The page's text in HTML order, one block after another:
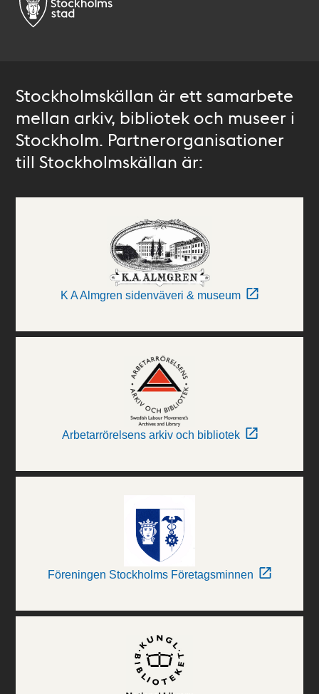
Stockholmskällan är ett samarbete
mellan arkiv, bibliotek och museer i
Stockholm. Partnerorganisationer
till Stockholmskällan är:
K A Almgren sidenväveri & museum
Arbetarrörelsens arkiv och bibliotek
Föreningen Stockholms Företagsminnen